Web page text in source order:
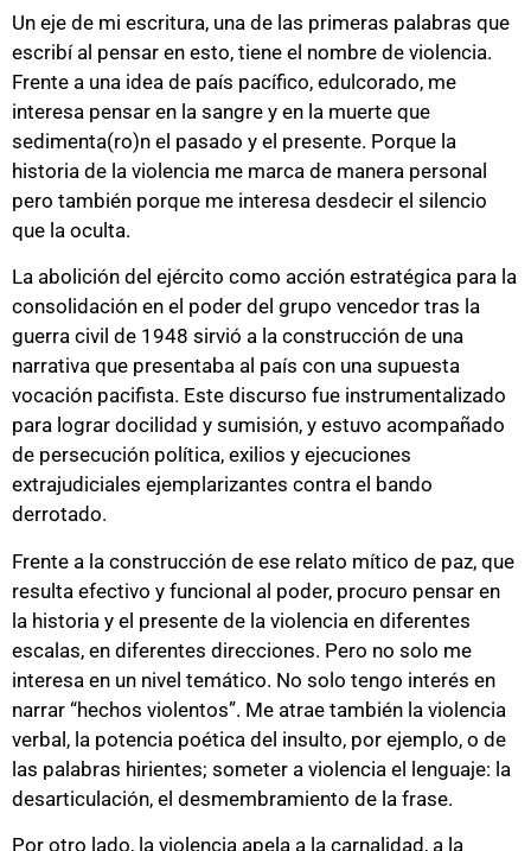
Un eje de mi escritura, una de las primeras palabras que
escribí al pensar en esto, tiene el nombre de violencia.
Frente a una idea de país pacífico, edulcorado, me
interesa pensar en la sangre y en la muerte que
sedimenta(ro)n el pasado y el presente. Porque la
historia de la violencia me marca de manera personal
pero también porque me interesa desdecir el silencio
que la oculta.
La abolición del ejército como acción estratégica para la
consolidación en el poder del grupo vencedor tras la
guerra civil de 1948 sirvió a la construcción de una
narrativa que presentaba al país con una supuesta
vocación pacifista. Este discurso fue instrumentalizado
para lograr docilidad y sumisión, y estuvo acompañado
de persecución política, exilios y ejecuciones
extrajudiciales ejemplarizantes contra el bando
derrotado.
Frente a la construcción de ese relato mítico de paz, que
resulta efectivo y funcional al poder, procuro pensar en
la historia y el presente de la violencia en diferentes
escalas, en diferentes direcciones. Pero no solo me
interesa en un nivel temático. No solo tengo interés en
narrar “hechos violentos”. Me atrae también la violencia
verbal, la potencia poética del insulto, por ejemplo, o de
las palabras hirientes; someter a violencia el lenguaje: la
desarticulación, el desmembramiento de la frase.
Por otro lado, la violencia apela a la carnalidad, a la